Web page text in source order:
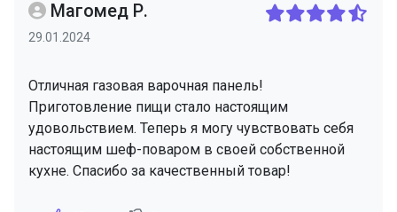
Магомед Р.
29.01.2024
Отличная газовая варочная панель!
Приготовление пищи стало настоящим
удовольствием. Теперь я могу чувствовать себя
настоящим шеф-поваром в своей собственной
кухне. Спасибо за качественный товар!